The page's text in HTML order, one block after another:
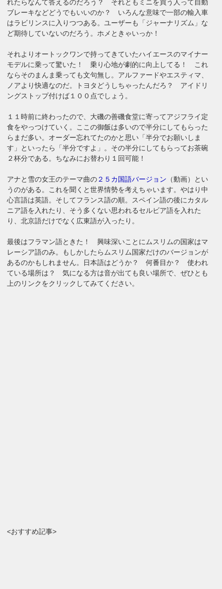
れたらなんて答えるのだろう？ それともミニを買う人って自動
ブレーキなどどうでもいいのか？ いろんな意味で一部の輸入車
はラビリンスに入りつつある。ユーザーも「ジャーナリズム」な
ど期待していないのだろう。ホメときゃいっか！
それよりオートックワンで持ってきていたハイエースのマイナー
モデルに乗って驚いた！ 乗り心地が劇的に向上してる！ これ
ならそのまんま乗っても文句無し。アルファードやエスティマ、
ノアより快適なのだ。トヨタどうしちゃったんだろ？ アイドリ
ングストップ付けば１００点でしょう。
１１時前に終わったので、大磯の善磯食堂に寄ってアジフライ定
食をやっつけていく。ここの御飯は多いので半分にしてもらった
らまだ多い。オーダー忘れてたのかと思い「半分でお願いしま
す」といったら「半分ですよ」。その半分にしてもらってお茶碗
２杯分である。ちなみにお替わり１回可能！
アナと雪の女王のテーマ曲の２５カ国語バージョン （動画）とい
うのがある。これを聞くと世界情勢を考えちゃいます。やはり中
心言語は英語。そしてフランス語の順。スペイン語の後にカタル
ニア語を入れたり、そう多くない思われるセルビア語を入れた
り、北京語だけでなく広東語が入ったり。
最後はフラマン語ときた！ 興味深いことにムスリムの国家はマ
レーシア語のみ。もしかしたらムスリム国家だけのバージョンが
あるのかもしれません。日本語はどうか？ 何番目か？ 使われ
ている場所は？ 気になる方は音が出ても良い場所で、ぜひとも
上のリンクをクリックしてみてください。
<おすすめ記事>